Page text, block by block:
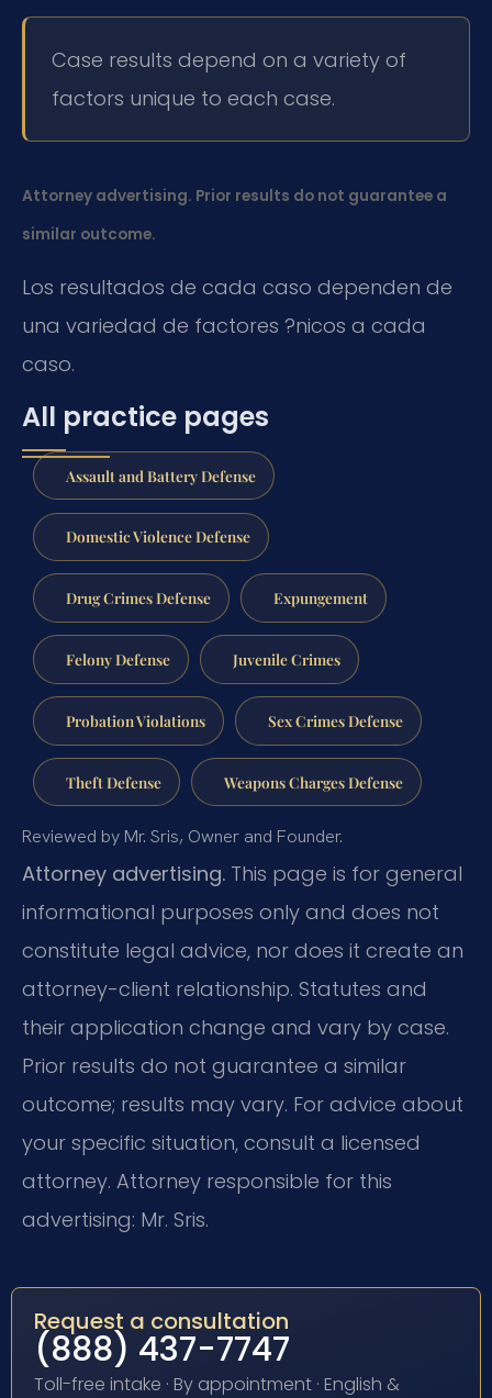
Case results depend on a variety of
factors unique to each case.
Attorney advertising. Prior results do not guarantee a
similar outcome.
Los resultados de cada caso dependen de
una variedad de factores ?nicos a cada
caso.
All practice pages
Assault and Battery Defense
Domestic Violence Defense
Drug Crimes Defense Expungement
Felony Defense Juvenile Crimes
Probation Violations Sex Crimes Defense
Theft Defense Weapons Charges Defense
Reviewed by Mr. Sris, Owner and Founder.
Attorney advertising. This page is for general
informational purposes only and does not
constitute legal advice, nor does it create an
attorney-client relationship. Statutes and
their application change and vary by case.
Prior results do not guarantee a similar
outcome; results may vary. For advice about
your specific situation, consult a licensed
attorney. Attorney responsible for this
advertising: Mr. Sris.
Request a consultation
(888) 437-7747
Toll-free intake · By appointment · English &